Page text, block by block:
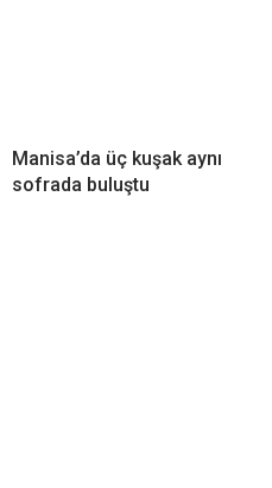
Manisa’da üç kuşak aynı
sofrada buluştu